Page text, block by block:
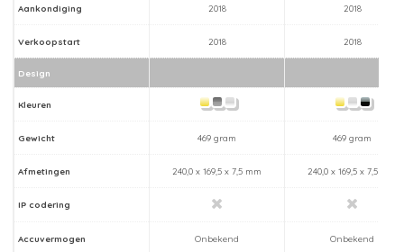
Aankondiging 2018 2018
Verkoopstart 2018 2018
Design
Kleuren
Gewicht 469 gram 469 gram
Afmetingen 240,0 x 169,5 x 7,5 mm 240,0 x 169,5 x 7,5 mm
IP codering
Accuvermogen Onbekend Onbekend